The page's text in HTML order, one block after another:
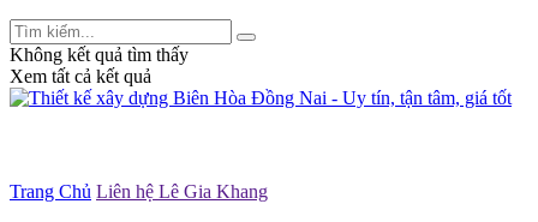
Không kết quả tìm thấy
Xem tất cả kết quả
Trang Chủ Liên hệ Lê Gia Khang